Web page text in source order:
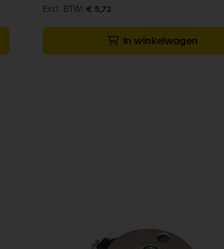
€ 5,72
In winkelwagen